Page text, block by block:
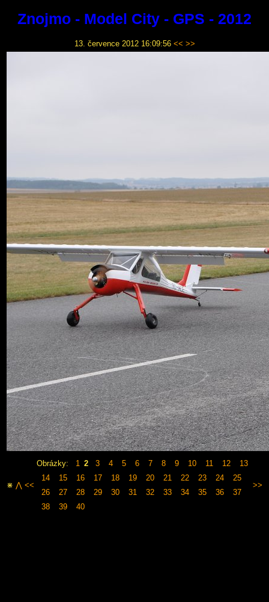
Znojmo - Model City - GPS - 2012
13. července 2012 16:09:56 << >>
⋇ ⋀ <<
Obrázky: 1 2 3 4 5 6 7 8 9 10 11 12
13
14
15 16 17 18 19 20 21 22 23 24
25
26
27 28 29 30 31 32 33 34 35 36
37
38
39 40
>>